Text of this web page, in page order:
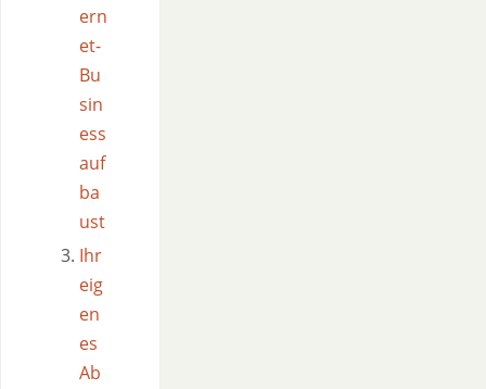
ern
et-
Bu
sin
ess
auf
ba
ust
Ihr
eig
en
es
Ab